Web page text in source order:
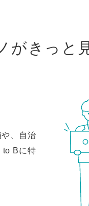
がきっと
、自治
to Bに特